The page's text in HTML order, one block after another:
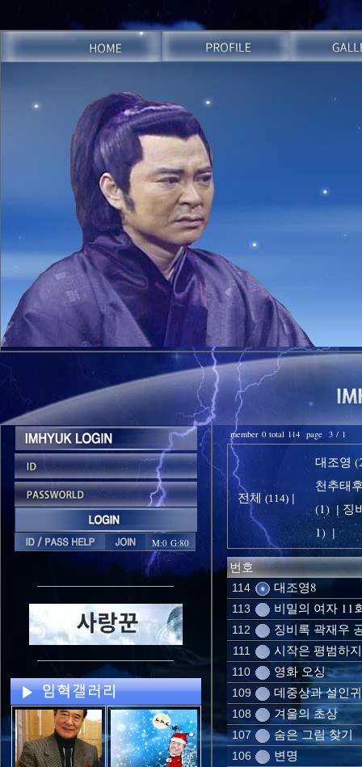
M:0 G:80
member 0 total 114 page 3 / 1
전체 (114) |
대조영
천추태
(1) | 징
1) |
번호
114 대조영8
113 비밀의 여자 11
112 징비록 곽재우
111 시작은 평범하
110 영화 오싱
109 데중상과 설인
108 겨울의 초상
107 숨은 그림 찾기
106 변명